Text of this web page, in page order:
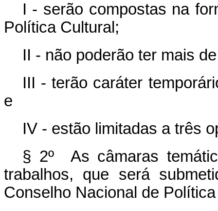
I - serão compostas na
Política Cultural;
II - não poderão ter mais
III - terão caráter
e
IV - estão limitadas a três
§ 2º As câmaras
trabalhos, que será
Conselho Nacional de